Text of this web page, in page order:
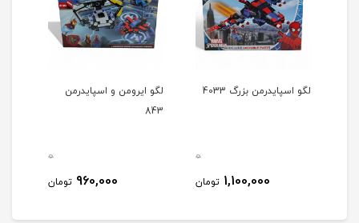
لگو اسپایدرمن بزرگ 4033
0
1,100,000 تومان
لگو ایرومن و اسپایدرمن
843
0
960,000 تومان